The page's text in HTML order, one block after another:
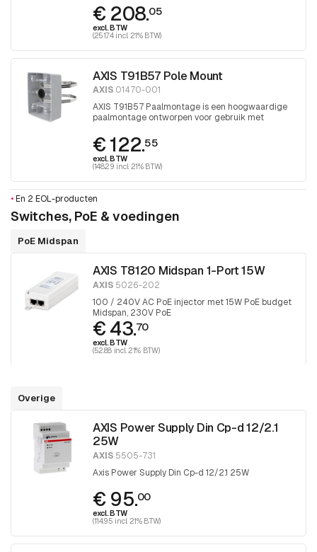
kastenserie.
€ 208.05
excl. BTW
(251.74 incl. 21% BTW)
AXIS T91B57 Pole Mount
AXIS 01470-001
AXIS T91B57 Paalmontage is een hoogwaardige
paalmontage ontworpen voor gebruik met
AXIS T98A kastenserie.
€ 122.55
excl. BTW
(148.29 incl. 21% BTW)
• En 2 EOL-producten
Switches, PoE & voedingen
PoE Midspan
AXIS T8120 Midspan 1-Port 15W
AXIS 5026-202
100 / 240V AC PoE injector met 15W PoE budget
Midspan, 230V PoE
€ 43.70
excl. BTW
(52.88 incl. 21% BTW)
Overige
AXIS Power Supply Din Cp-d 12/2.1
25W
AXIS 5505-731
Axis Power Supply Din Cp-d 12/2.1 25W
€ 95.00
excl. BTW
(114.95 incl. 21% BTW)